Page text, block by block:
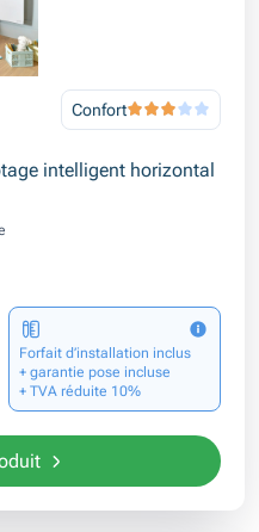
Confort
intelligent horizontal
Forfait d’installation inclus
+ garantie pose incluse
+ TVA réduite 10%